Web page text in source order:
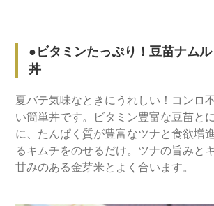
●ビタミンたっぷり！豆苗ナム
丼
夏バテ気味なときにうれしい！コンロ
い簡単丼です。ビタミン豊富な豆苗と
に、たんぱく質が豊富なツナと食欲増
るキムチをのせるだけ。ツナの旨みと
甘みのある金芽米とよく合います。